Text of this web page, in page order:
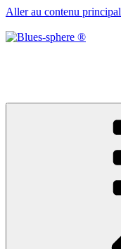
Aller au contenu principal